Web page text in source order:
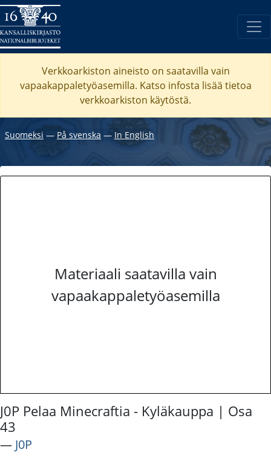
Verkkoarkiston aineisto on saatavilla vain
vapaakappaletyöasemilla. Katso infosta lisää tietoa
verkkoarkiston käytöstä.
Suomeksi ― På svenska ― In English
Materiaali saatavilla vain
vapaakappaletyöasemilla
J0P Pelaa Minecraftia - Kyläkauppa | Osa
43
― J0P